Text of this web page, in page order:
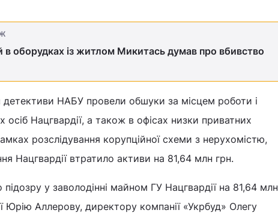
в оборудках із житлом Микитась думав про вбивство
НАБУ провели обшуки за місцем роботи і
Нацгвардії, а також в офісах низки приватних
розслідування корупційної схеми з нерухомістю,
Нацгвардії втратило активи на 81,64 млн грн.
у заволодінні майном ГУ Нацгвардії на 81,64 млн
Юрію Аллерову, директору компанії «Укрбуд» Олегу